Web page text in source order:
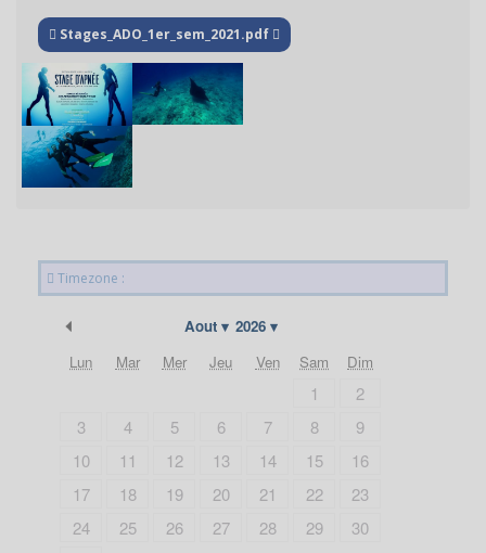
Stages_ADO_1er_sem_2021.pdf
Timezone :
Aout 2026
Lun Mar Mer Jeu Ven Sam Dim
1
2
3
4 5 6 7 8
9
10
11 12 13 14 15
16
17
18 19 20 21 22
23
24
25 26 27 28 29
30